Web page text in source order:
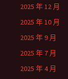
2025 年 12 月
2025 年 10 月
2025 年 9 月
2025 年 7 月
2025 年 4 月